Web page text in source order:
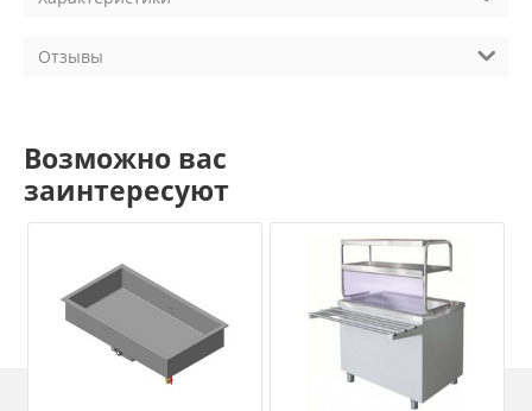
Отзывы
Возможно вас
заинтересуют